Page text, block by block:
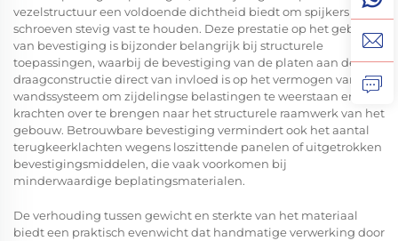
vezelstructuur een voldoende dichtheid biedt om spijkers en
schroeven stevig vast te houden. Deze prestatie op het gebied
van bevestiging is bijzonder belangrijk bij structurele
toepassingen, waarbij de bevestiging van de platen aan de
draagconstructie direct van invloed is op het vermogen van het
wandssysteem om zijdelingse belastingen te weerstaan en
krachten over te brengen naar het structurele raamwerk van het
gebouw. Betrouwbare bevestiging vermindert ook het aantal
terugkeerklachten wegens loszittende panelen of uitgetrokken
bevestigingsmiddelen, die vaak voorkomen bij
minderwaardige beplatingsmaterialen.
De verhouding tussen gewicht en sterkte van het materiaal
biedt een praktisch evenwicht dat handmatige verwerking door